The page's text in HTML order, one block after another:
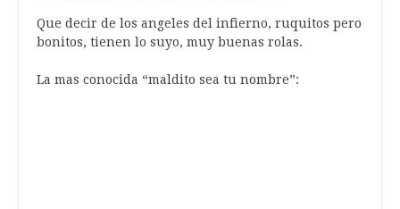
Que decir de los angeles del infierno, ruquitos pero
bonitos, tienen lo suyo, muy buenas rolas.
La mas conocida “maldito sea tu nombre”: